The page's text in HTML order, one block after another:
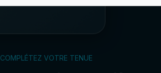
COMPLÉTEZ VOTRE TENUE